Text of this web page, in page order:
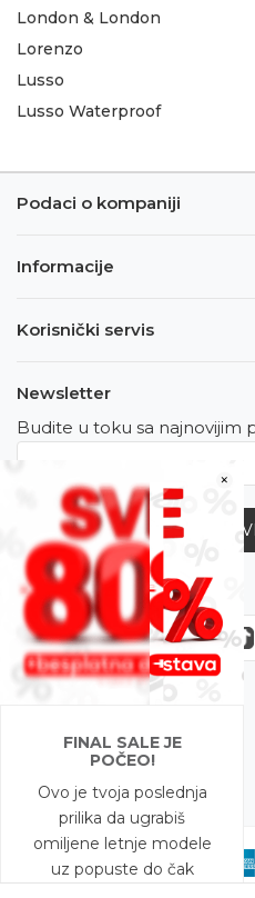
×
FINAL SALE JE
POČEO!
Ovo je tvoja poslednja
prilika da ugrabiš
omiljene letnje modele
uz popuste do čak
London & London
Lorenzo
Lusso
Lusso Waterproof
Podaci o kompaniji
Informacije
Korisnički servis
Newsletter
Budite u toku sa najnovijim
Zapratite nas